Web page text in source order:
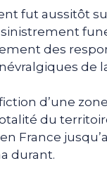
fut aussitôt
des
de
d’une
du
France
durant.